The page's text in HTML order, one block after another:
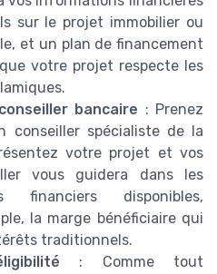
sur le projet immobilier ou
et un plan de financement
votre projet respecte les
bancaire : Prenez
conseiller spécialiste de la
votre projet et vos
vous guidera dans les
financiers disponibles,
la marge bénéficiaire qui
traditionnels.
: Comme tout